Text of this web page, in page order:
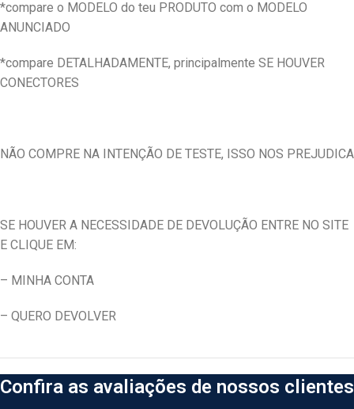
*compare o MODELO do teu PRODUTO com o MODELO
ANUNCIADO
*compare DETALHADAMENTE, principalmente SE HOUVER
CONECTORES
NÃO COMPRE NA INTENÇÃO DE TESTE, ISSO NOS PREJUDICA
SE HOUVER A NECESSIDADE DE DEVOLUÇÃO ENTRE NO SITE
E CLIQUE EM:
– MINHA CONTA
– QUERO DEVOLVER
Confira as avaliações de nossos clientes